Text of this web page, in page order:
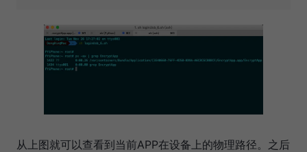
从上图就可以查看到当前APP在设备上的物理路径。之后